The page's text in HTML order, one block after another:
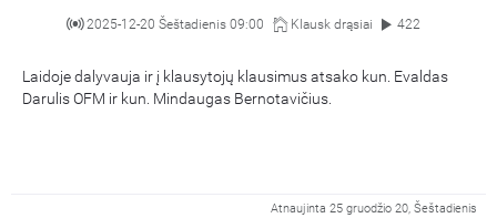
2025-12-20 Šeštadienis 09:00 Klausk drąsiai 422
Laidoje dalyvauja ir į klausytojų klausimus atsako kun. Evaldas
Darulis OFM ir kun. Mindaugas Bernotavičius.
Atnaujinta 25 gruodžio 20, Šeštadienis